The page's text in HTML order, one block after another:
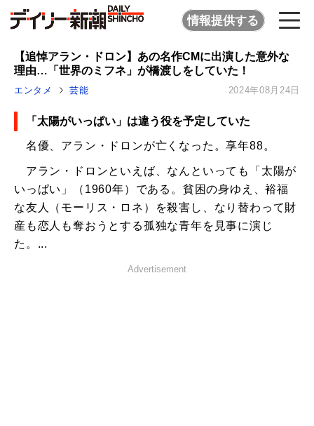
情報提供する
【追悼アラン・ドロン】あの名作CMに出演した意外な
理由…「世界のミフネ」が橋渡しをしていた！
エンタメ 芸能 2024年08月24日
「太陽がいっぱい」は違う役を予定していた
名優、アラン・ドロンが亡くなった。享年88。
アラン・ドロンといえば、なんといっても「太陽が
いっぱい」（1960年）である。貧困の身ゆえ、裕福
な友人（モーリス・ロネ）を殺害し、なり替わって財
産も恋人も奪おうとする孤独な青年を見事に演じ
た。...
Advertisement